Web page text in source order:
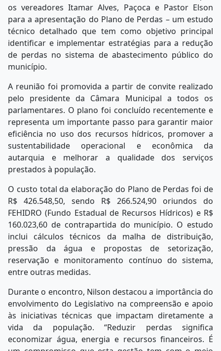
os vereadores Itamar Alves, Paçoca e Pastor Elson
para a apresentação do Plano de Perdas – um estudo
técnico detalhado que tem como objetivo principal
identificar e implementar estratégias para a redução
de perdas no sistema de abastecimento público do
município.
A reunião foi promovida a partir de convite realizado
pelo presidente da Câmara Municipal a todos os
parlamentares. O plano foi concluído recentemente e
representa um importante passo para garantir maior
eficiência no uso dos recursos hídricos, promover a
sustentabilidade operacional e econômica da
autarquia e melhorar a qualidade dos serviços
prestados à população.
O custo total da elaboração do Plano de Perdas foi de
R$ 426.548,50, sendo R$ 266.524,90 oriundos do
FEHIDRO (Fundo Estadual de Recursos Hídricos) e R$
160.023,60 de contrapartida do município. O estudo
inclui cálculos técnicos da malha de distribuição,
pressão da água e propostas de setorização,
reservação e monitoramento contínuo do sistema,
entre outras medidas.
Durante o encontro, Nilson destacou a importância do
envolvimento do Legislativo na compreensão e apoio
às iniciativas técnicas que impactam diretamente a
vida da população. “Reduzir perdas significa
economizar água, energia e recursos financeiros. É